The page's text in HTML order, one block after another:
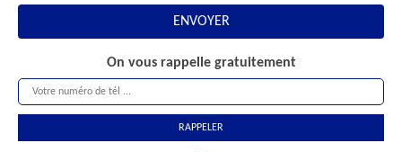
On vous rappelle gratuitement